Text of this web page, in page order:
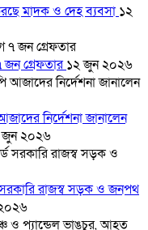
মাদক ও দেহ ব্যবসা ১২
জন গ্রেফতার১২ জুন ২০২৬
নির্দেশনা জানালেন
জুন ২০২৬
রাজস্ব সড়ক ও জনপথ